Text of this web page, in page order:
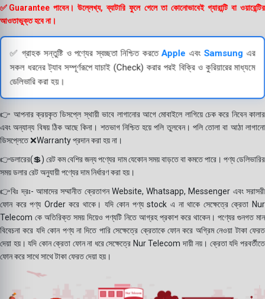
✅Guarantee পাবেন। উল্লেখ্য, ব্যাটারি ফুলে গেলে তা কোনোভাবেই গ্যারান্টি বা ওয়ারেন্টির
আওতাভুক্ত হবে না।
✅ গ্রাহক সন্তুষ্টি ও পণ্যের স্বচ্ছতা নিশ্চিত করতেApple এবংSamsung এর
সকল ধরনের ট্যাব সম্পূর্ণরূপে যাচাই (Check) করার পরই বিক্রি ও কুরিয়ারের মাধ্যমে
ডেলিভারি করা হয়।
👉 আপনার ক্রয়কৃত ডিসপ্লে স্থায়ী ভাবে লাগানোর আগে মোবাইলে লাগিয়ে চেক করে নিবেন কালার
এবং অন্যান্য বিষয় ঠিক আছে কিনা। শতভাগ নিশ্চিত হয়ে পলি তুলবেন। পলি তোলা বা আঠা লাগানো
ডিসপ্লেতে ❌Warranty প্রদান করা হয় না।
👉ডলারের(💲) রেট কম বেশির জন্য পণ্যের দাম যেকোন সময় বাড়তে বা কমতে পারে। পণ্য ডেলিভারির
সময় ডলার রেট অনুযায়ী পণ্যের দাম নির্ধারণ করা হয়।
👉বিঃ দ্রঃ- আমাদের সম্মানীত ক্রেতাগন Website, Whatsapp, Messenger এবং সরাসরী
ফোন করে পণ্য Order করে থাকে। যদি কোন পণ্য stock এ না থাকে সেক্ষেত্রে ক্রেতা Nur
Telecom কে অতিরিক্ত সময় দিয়েও পণ্যটি নিতে আগ্রহ প্রকাশ করে থাকেন। পণ্যের গুনগত মান
বিবেচনা করে যদি কোন পণ্য না দিতে পারি সেক্ষেত্রে ক্রেতাকে ফোন করে অগ্রিম নেওয়া টাকা ফেরত
দেয়া হয়। যদি কোন ক্রেতা ফোন না ধরে সেক্ষেত্রে Nur Telecom দায়ী নয়। ক্রেতা যদি পরবর্তীতে
ফোন করে সাথে সাথে টাকা ফেরত দেয়া হয়।